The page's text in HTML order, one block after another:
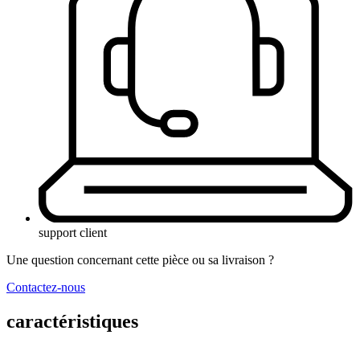
support client
Une question concernant cette pièce ou sa livraison ?
Contactez-nous
caractéristiques